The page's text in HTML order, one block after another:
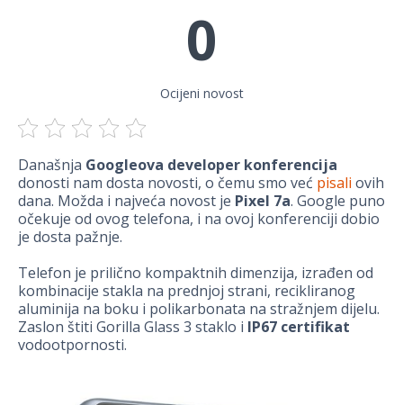
0
Ocijeni novost
Današnja Googleova developer konferencija
donosti nam dosta novosti, o čemu smo već pisali ovih
dana. Možda i najveća novost je Pixel 7a. Google puno
očekuje od ovog telefona, i na ovoj konferenciji dobio
je dosta pažnje.
Telefon je prilično kompaktnih dimenzija, izrađen od
kombinacije stakla na prednjoj strani, recikliranog
aluminija na boku i polikarbonata na stražnjem dijelu.
Zaslon štiti Gorilla Glass 3 staklo i IP67 certifikat
vodootpornosti.